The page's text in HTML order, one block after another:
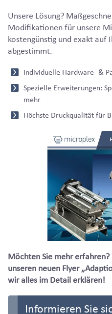
Unsere Lösung?
Modifikationen für unsere
kostengünstig und exakt auf
abgestimmt.
Individuelle Hardware- &
Spezielle Erweiterungen:
mehr
Höchste Druckqualität für
Möchten Sie mehr
unseren neuen Flyer
wir alles im Detail erklären!
Informieren Sie